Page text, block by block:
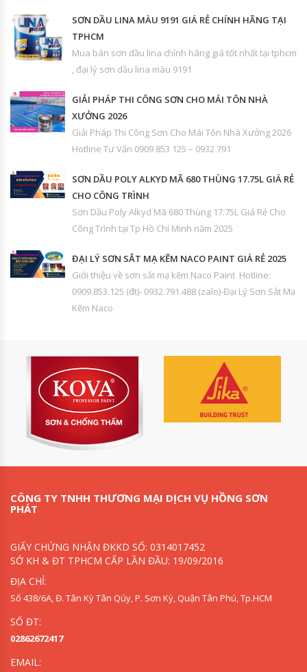
SƠN DẦU LINA MÀU 9191 GIÁ RẺ CHÍNH HÃNG TẠI
TPHCM
Mua bán sơn dầu lina chính hãng giá tốt nhất tại tphcm
, đại lý sơn dầu lina màu 9191
GIẢI PHÁP THI CÔNG SƠN CHO MÁI TÔN NHÀ
XƯỞNG 2026
Giải Pháp Thi Công Sơn Cho Mái Tôn Nhà Xưởng 2026
Hotline Tư Vấn 0909 853 125 – 0932 791
SƠN DẦU POLY ALKYD MÃ 680 THÙNG 17.75L GIÁ RẺ
CHO CÔNG TRÌNH
Sơn Dầu Poly Alkyd Mã 680 Thùng 17.75L Giá Rẻ Cho
Công Trình tại Tp Hồ Chí Minh năm 2025
ĐẠI LÝ SƠN SẮT MẠ KẼM NACO PAINT GIÁ RẺ 2025
Giới thiệu về sơn sắt mạ kẽm Naco Paint Hotline:
0909.853.125 (đt)- 0932.791.488 (zalo)-Đại Lý Sơn Sắt Mạ
Kẽm Naco
CÔNG TY TNHH THƯƠNG MẠI DỊCH VỤ HỒNG SƠN
PHÁT
GIẤY CHỨNG NHẬN ĐKKD SỐ: 0314017452
SỞ KH & ĐT TPHCM CẤP LẦN ĐẦU: 19/09/2016
ĐỊA CHỈ:
Số 438/6A, Đ. Tân Kỳ Tân Qúy, P. Sơn Kỳ, Quận Tân Phú, Tp.HCM
SỐ ĐT:
02862672417
EMAIL: